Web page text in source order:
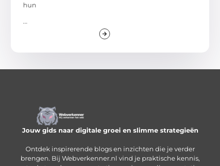
hun
...
Jouw gids naar digitale groei en slimme strategieën
Ontdek inspirerende blogs en inzichten die je verder
brengen. Bij Webverkenner.nl vind je praktische kennis,